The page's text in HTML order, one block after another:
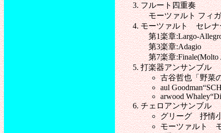
フルート四重奏
モーツァルト フィガ
モーツァルト セレ
第1楽章:Largo-
第3楽章:Adagio
第7楽章:Finale(Molto
打楽器アンサンブル
古谷哲也「野菜
aul
arwood
チェロアンサンブル
グリーグ 抒情
モーツァルト モ